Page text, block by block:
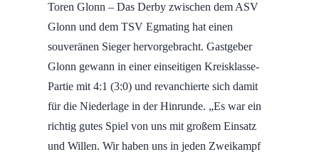
Toren Glonn – Das Derby zwischen dem ASV
Glonn und dem TSV Egmating hat einen
souveränen Sieger hervorgebracht. Gastgeber
Glonn gewann in einer einseitigen Kreisklasse-
Partie mit 4:1 (3:0) und revanchierte sich damit
für die Niederlage in der Hinrunde. „Es war ein
richtig gutes Spiel von uns mit großem Einsatz
und Willen. Wir haben uns in jeden Zweikampf